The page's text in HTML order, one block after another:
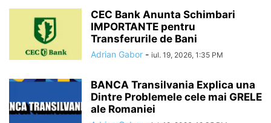
CEC Bank Anunta Schimbari
IMPORTANTE pentru
Transferurile de Bani
Adrian Gabor - iul. 19, 2026, 1:35 PM
BANCA Transilvania Explica una
Dintre Problemele cele mai GRELE
ale Romaniei